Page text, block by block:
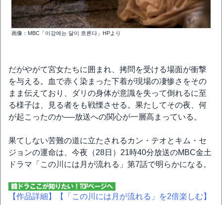
画像：MBC「이강에는 달이 흐른다」HPより
だがやがて宮女たちに囲まれ、拷問を受ける場面が衝撃
を与える。血で赤く染まった下着が現場の凄惨さをその
まま伝えており、ダリの身体が意識を失って倒れるに至
る様子は、見る者をも戦慄させる。果たしてその夜、何
が起こったのか──放送への関心が一層高まっている。
果てしない苦難の道に立たされるカン・テオとキム・セ
ジョンの運命は、今夜（28日）21時40分放送のMBC金土
ドラマ「この川には月が流れる」第7話で明らかになる。
【作品詳細】 【「この川には月が流れる」を2倍楽しむ】